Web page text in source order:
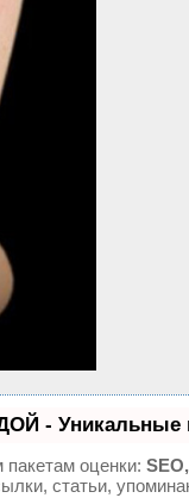
- Уникальные
оценки:
статьи,